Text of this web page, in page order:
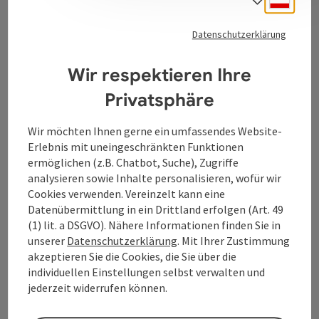
Tourismusverband Donauregion
WGD Donau Oberösterreich Tourismus
Lindengasse 9
4040 Linz
+43 732 7277 - 888
info@donauregion.at
Fax: +43 732 7277 - 804
Datenschutzerklärung
Wir respektieren Ihre
Privatsphäre
Wir möchten Ihnen gerne ein umfassendes Website-
Erlebnis mit uneingeschränkten Funktionen
ermöglichen (z.B. Chatbot, Suche), Zugriffe
analysieren sowie Inhalte personalisieren, wofür wir
Cookies verwenden. Vereinzelt kann eine
Datenübermittlung in ein Drittland erfolgen (Art. 49
(1) lit. a DSGVO). Nähere Informationen finden Sie in
unserer Datenschutzerklärung. Mit Ihrer Zustimmung
akzeptieren Sie die Cookies, die Sie über die
individuellen Einstellungen selbst verwalten und
jederzeit widerrufen können.